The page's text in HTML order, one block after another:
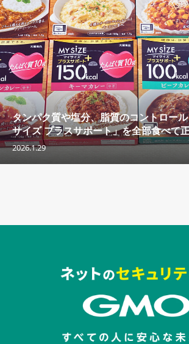
タンパク質や塩分、脂質のコントロー
サイズ プラスサポート」を全部食べて
2026.1.29
セキュリティキャンペーンでのバナー